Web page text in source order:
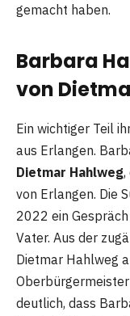
gemacht haben.
Barbara
von
Ein wichtiger Teil
aus Erlangen.
Dietmar Hahlweg,
von Erlangen. Die
2022 ein
Vater. Aus der
Dietmar Hahlweg
deutlich, dass